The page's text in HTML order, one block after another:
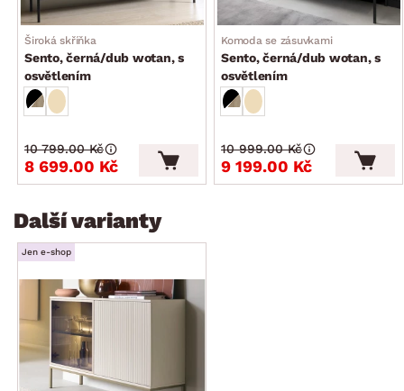
univerzální montáž dveří na pravou/levou stranu
stabilní
vyrobeno v EU
doporučené ukotvení ke stěně
dodáváno v demontu
Široká skříňka
Sento, černá/dub wotan, s
osvětlením
8 699.00 Kč
10 799.00 Kč
Komoda se zásuvkami
Sento, černá/dub wotan, s
osvětlením
9 199.00 Kč
10 999.00 Kč
Další varianty
Jen e-shop